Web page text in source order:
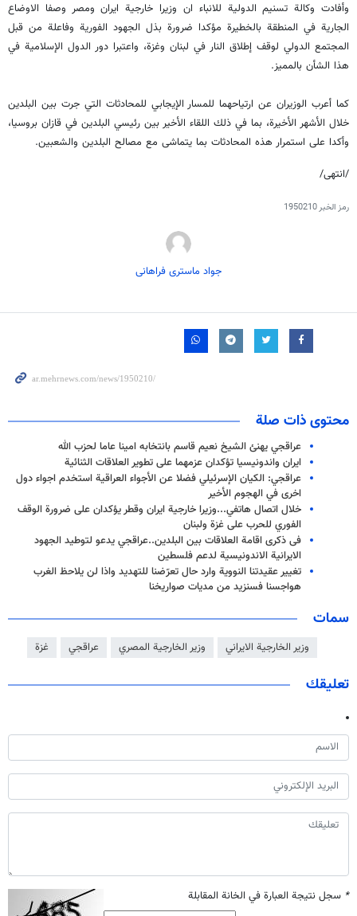
وأفادت وكالة تسنيم الدولية للانباء ان وزيرا خارجية ايران ومصر وصفا الاوضاع
الجارية في المنطقة بالخطيرة مؤكدا ضرورة بذل الجهود الفورية وفاعلة من قبل
المجتمع الدولي لوقف إطلاق النار في لبنان وغزة، واعتبرا دور الدول الإسلامية في
هذا الشأن بالمميز.
كما أعرب الوزيران عن ارتياحهما للمسار الإيجابي للمحادثات التي جرت بين البلدين
خلال الأشهر الأخيرة، بما في ذلك اللقاء الأخير بين رئيسي البلدين في قازان بروسيا،
وأكدا على استمرار هذه المحادثات بما يتماشى مع مصالح البلدين والشعبين.
/انتهى/
رمز الخبر1950210
جواد ماستری فراهانی
محتوى ذات صلة
عراقجي يهنئ الشيخ نعيم قاسم بانتخابه امينا عاما لحزب الله
ايران واندونيسيا تؤكدان عزمهما على تطوير العلاقات الثنائية
عراقجي: الكيان الإسرئيلي فضلا عن الأجواء العراقية استخدم اجواء دول
اخرى في الهجوم الأخير
خلال اتصال هاتفي...وزيرا خارجية ايران وقطر يؤكدان على ضرورة الوقف
الفوري للحرب على غزة ولبنان
فی ذكرى اقامة العلاقات بين البلدين..عراقجي يدعو لتوطيد الجهود
الايرانية الاندونيسية لدعم فلسطين
تغيير عقیدتنا النووية وارد حال تعرّضنا للتهديد واذا لن يلاحظ الغرب
هواجسنا فسنزيد من مديات صواريخنا
سمات
وزير الخارجية الايراني وزير الخارجية المصري عراقجي غزة
تعليقك
* سجل نتيجة العبارة في الخانة المقابلة